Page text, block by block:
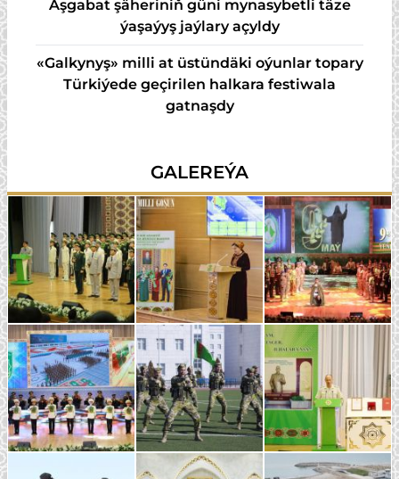
Aşgabat şäheriniň güni mynasybetli täze
ýaşaýyş jaýlary açyldy
«Galkynyş» milli at üstündäki oýunlar topary
Türkiýede geçirilen halkara festiwala
gatnaşdy
GALEREÝA